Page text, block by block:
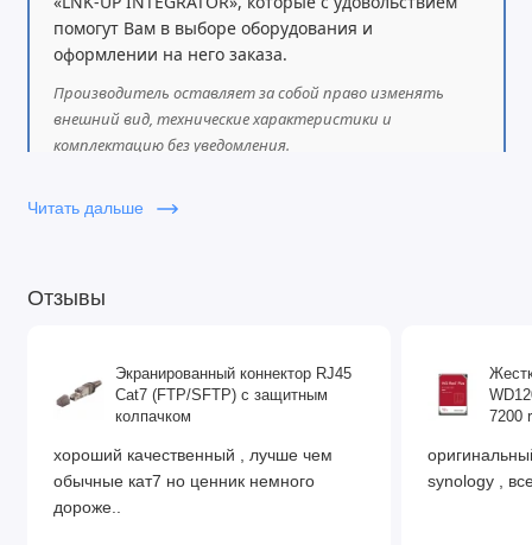
каждой), LACP
QoS: 8 очередей, поддержка SP, WRR, DWRR и
Функции L3:
ARP: 16K
помогут Вам в выборе оборудования и
оформлении на него заказа.
Производитель оставляет за собой право изменять
внешний вид, технические характеристики и
комплектацию без уведомления.
Читать дальше
Отзывы
Экранированный коннектор RJ45
Cat7 (FTP/SFTP) с защитным
колпачком
хороший качественный , лучше чем
обычные кат7 но ценник немного
дороже..
7200
synology ,